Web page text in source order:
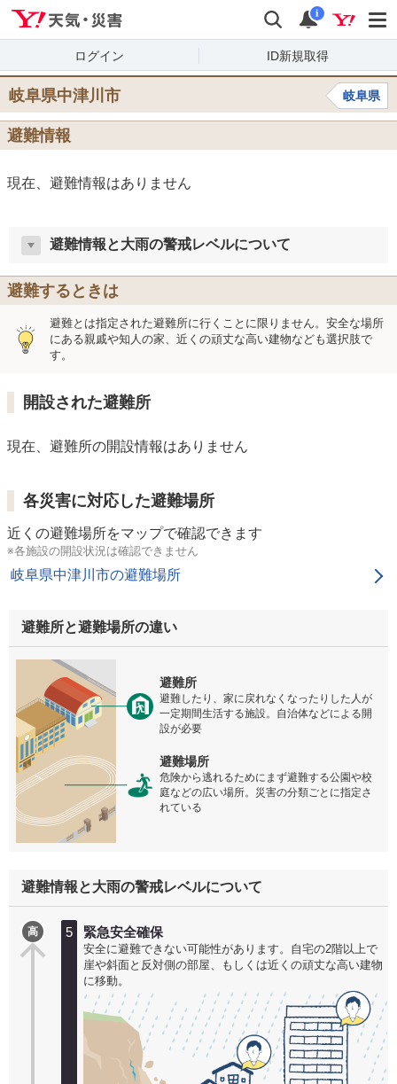
検索 通知
i
ログイン ID新規取得
岐阜県中津川市 岐阜県
避難情報
現在、避難情報はありません
避難情報と大雨の警戒レベルについて
避難するときは
避難とは指定された避難所に行くことに限りません。安全な場所
にある親戚や知人の家、近くの頑丈な高い建物なども選択肢で
す。
開設された避難所
現在、避難所の開設情報はありません
各災害に対応した避難場所
近くの避難場所をマップで確認できます
※各施設の開設状況は確認できません
岐阜県中津川市の避難場所
避難所と避難場所の違い
避難所
避難したり、家に戻れなくなったりした人が
一定期間生活する施設。自治体などによる開
設が必要
避難場所
危険から逃れるためにまず避難する公園や校
庭などの広い場所。災害の分類ごとに指定さ
れている
避難情報と大雨の警戒レベルについて
高 5 緊急安全確保
安全に避難できない可能性があります。自宅の2階以上で
崖や斜面と反対側の部屋、もしくは近くの頑丈な高い建物
に移動。